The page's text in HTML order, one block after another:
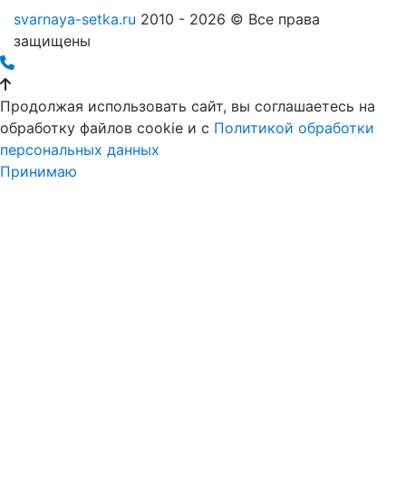
svarnaya-setka.ru 2010 - 2026 © Все права
защищены
Продолжая использовать сайт, вы соглашаетесь на
обработку файлов cookie и c Политикой обработки
персональных данных
Принимаю